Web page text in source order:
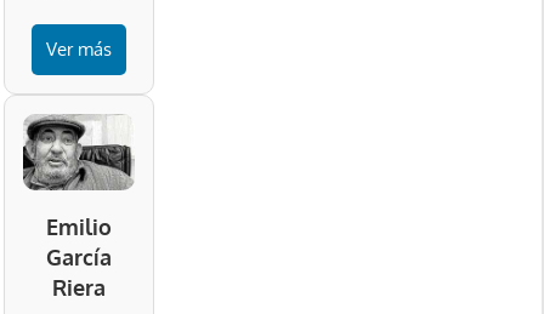
Ver más
Emilio
García
Riera